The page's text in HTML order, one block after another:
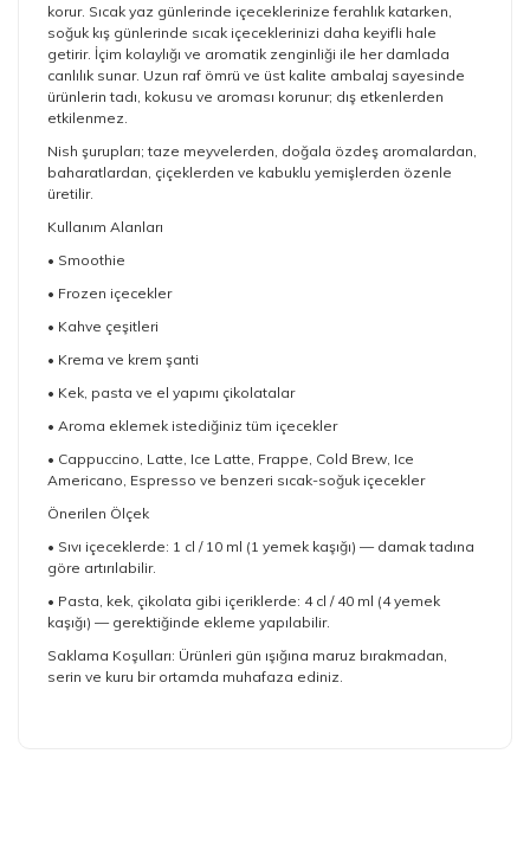
korur. Sıcak yaz günlerinde içeceklerinize ferahlık katarken,
soğuk kış günlerinde sıcak içeceklerinizi daha keyifli hale
getirir. İçim kolaylığı ve aromatik zenginliği ile her damlada
canlılık sunar. Uzun raf ömrü ve üst kalite ambalaj sayesinde
ürünlerin tadı, kokusu ve aroması korunur; dış etkenlerden
etkilenmez.
Nish şurupları; taze meyvelerden, doğala özdeş aromalardan,
baharatlardan, çiçeklerden ve kabuklu yemişlerden özenle
üretilir.
Kullanım Alanları
• Smoothie
• Frozen içecekler
• Kahve çeşitleri
• Krema ve krem şanti
• Kek, pasta ve el yapımı çikolatalar
• Aroma eklemek istediğiniz tüm içecekler
• Cappuccino, Latte, Ice Latte, Frappe, Cold Brew, Ice
Americano, Espresso ve benzeri sıcak-soğuk içecekler
Önerilen Ölçek
• Sıvı içeceklerde: 1 cl / 10 ml (1 yemek kaşığı) — damak tadına
göre artırılabilir.
• Pasta, kek, çikolata gibi içeriklerde: 4 cl / 40 ml (4 yemek
kaşığı) — gerektiğinde ekleme yapılabilir.
Saklama Koşulları: Ürünleri gün ışığına maruz bırakmadan,
serin ve kuru bir ortamda muhafaza ediniz.